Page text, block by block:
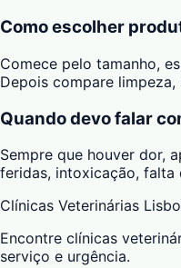
Como escolher
Comece pelo tamanho,
Depois compare
Quando devo falar
Sempre que houver dor,
feridas, intoxicação, falta
Clínicas Veterinárias
Encontre clínicas
serviço e urgência.